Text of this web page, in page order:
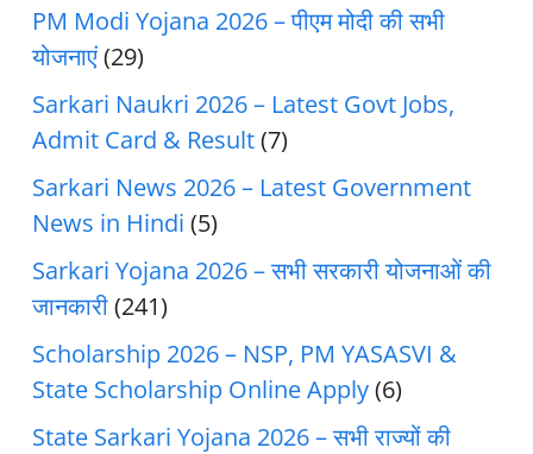
PM Modi Yojana 2026 – पीएम मोदी की सभी
योजनाएं(29)
Sarkari Naukri 2026 – Latest Govt Jobs,
Admit Card & Result(7)
Sarkari News 2026 – Latest Government
News in Hindi (5)
Sarkari Yojana 2026 – सभी सरकारी योजनाओं की
जानकारी(241)
Scholarship 2026 – NSP, PM YASASVI &
State Scholarship Online Apply(6)
State Sarkari Yojana 2026 – सभी राज्यों की